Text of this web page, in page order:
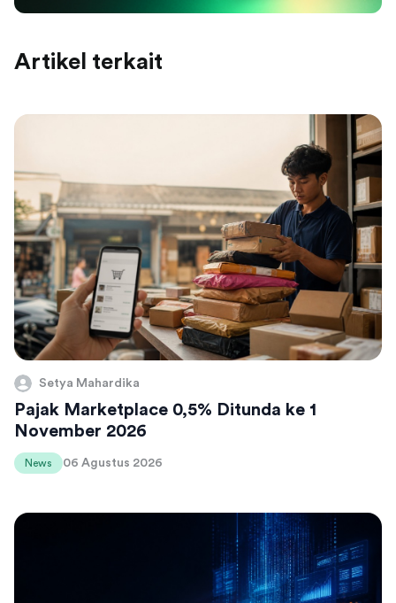
Artikel terkait
Setya Mahardika
Pajak Marketplace 0,5% Ditunda ke 1
November 2026
News 06 Agustus 2026